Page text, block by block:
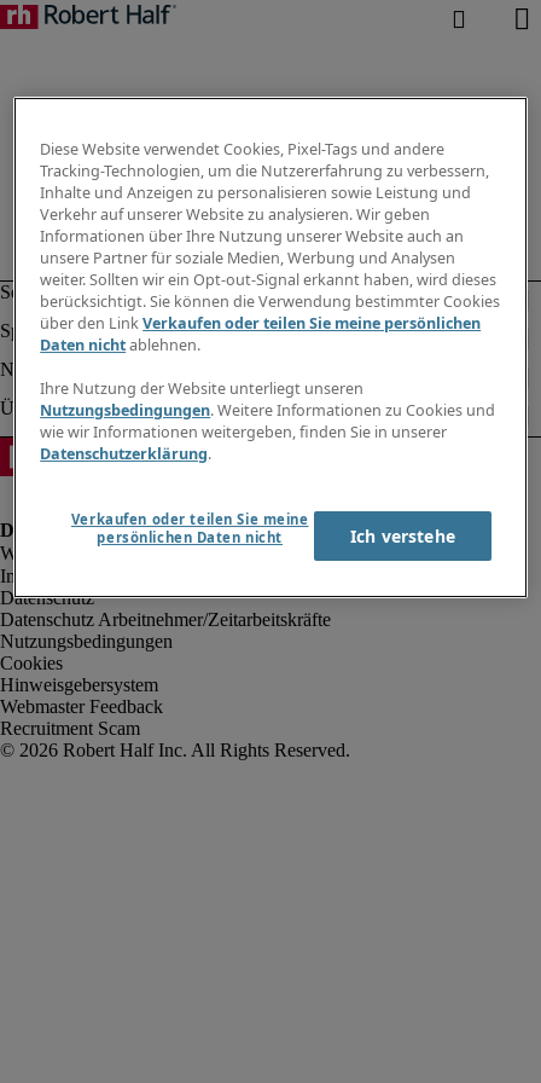
Impressum
Datenschutz
Datenschutz Arbeitnehmer/Zeitarbeitskräfte
Nutzungsbedingungen
Cookies
Hinweisgebersystem
Webmaster Feedback
Recruitment Scam
Diese Website verwendet Cookies, Pixel-Tags und andere
Tracking-Technologien, um die Nutzererfahrung zu verbessern,
Inhalte und Anzeigen zu personalisieren sowie Leistung und
Verkehr auf unserer Website zu analysieren. Wir geben
Informationen über Ihre Nutzung unserer Website auch an
unsere Partner für soziale Medien, Werbung und Analysen
weiter. Sollten wir ein Opt-out-Signal erkannt haben, wird dieses
berücksichtigt. Sie können die Verwendung bestimmter Cookies
über den LinkVerkaufen oder teilen Sie meine persönlichen
Daten nichtablehnen.
Ihre Nutzung der Website unterliegt unseren
Nutzungsbedingungen. Weitere Informationen zu Cookies und
wie wir Informationen weitergeben, finden Sie in unserer
Datenschutzerklärung.
Verkaufen oder teilen Sie meine
persönlichen Daten nicht
Ich verstehe